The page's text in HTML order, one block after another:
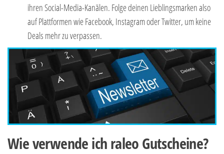
ihren Social-Media-Kanälen. Folge deinen Lieblingsmarken also
auf Plattformen wie Facebook, Instagram oder Twitter, um keine
Deals mehr zu verpassen.
Wie verwende ich raleo Gutscheine?